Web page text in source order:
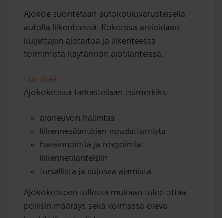
Ajokoe suoritetaan autokouluvarusteisella
autolla liikenteessä. Kokeessa arvioidaan
kuljettajan ajotaitoa ja liikenteessä
toimimista käytännön ajotilanteissa.
Lue lisää…
Ajokokeessa tarkastellaan esimerkiksi:
ajoneuvon hallintaa
liikennesääntöjen noudattamista
havainnointia ja reagointia
liikennetilanteisiin
turvallista ja sujuvaa ajamista
Ajokokeeseen tullessa mukaan tulee ottaa
poliisin määräys sekä voimassa oleva